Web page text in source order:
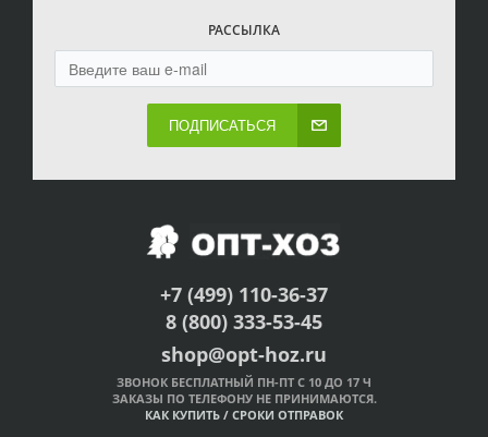
РАССЫЛКА
ПОДПИСАТЬСЯ
+7 (499) 110-36-37
8 (800) 333-53-45
shop@opt-hoz.ru
ЗВОНОК БЕСПЛАТНЫЙ ПН-ПТ С 10 ДО 17 Ч
ЗАКАЗЫ ПО ТЕЛЕФОНУ НЕ ПРИНИМАЮТСЯ.
КАК КУПИТЬ / СРОКИ ОТПРАВОК